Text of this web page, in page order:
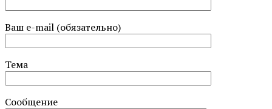
Ваш e-mail (обязательно)
Тема
Сообщение